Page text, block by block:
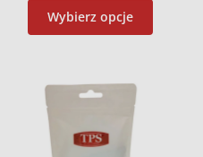
Wybierz opcje